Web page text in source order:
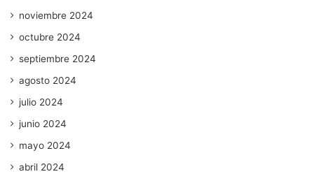
noviembre 2024
octubre 2024
septiembre 2024
agosto 2024
julio 2024
junio 2024
mayo 2024
abril 2024